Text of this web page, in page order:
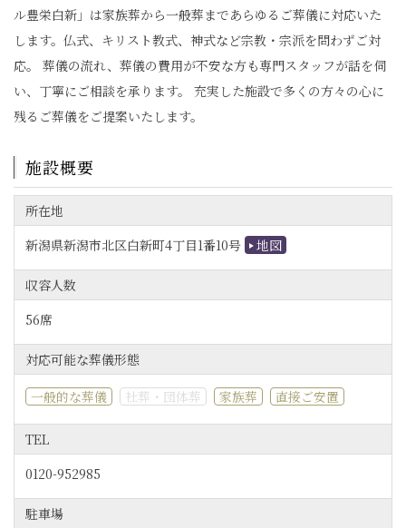
ル豊栄白新」は家族葬から一般葬まであらゆるご葬儀に対応いた
します。仏式、キリスト教式、神式など宗教・宗派を問わずご対
応。 葬儀の流れ、葬儀の費用が不安な方も専門スタッフが話を伺
い、丁寧にご相談を承ります。 充実した施設で多くの方々の心に
残るご葬儀をご提案いたします。
施設概要
所在地
新潟県新潟市北区白新町4丁目1番10号
地図
収容人数
56席
対応可能な葬儀形態
一般的な葬儀 社葬・団体葬 家族葬 直接ご安置
TEL
0120-952985
駐車場